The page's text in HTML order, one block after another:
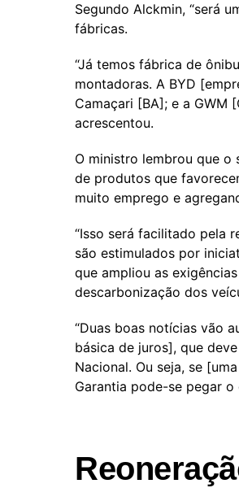
Segundo Alckmin, “será
fábricas.
“Já temos fábrica de
montadoras. A BYD
Camaçari [BA]; e a GWM
acrescentou.
O ministro lembrou que o
de produtos que
muito emprego e
“Isso será facilitado pela
são estimulados por
que ampliou as
descarbonização dos
“Duas boas notícias vão
básica de juros], que
Nacional. Ou seja, se
Garantia pode-se pegar